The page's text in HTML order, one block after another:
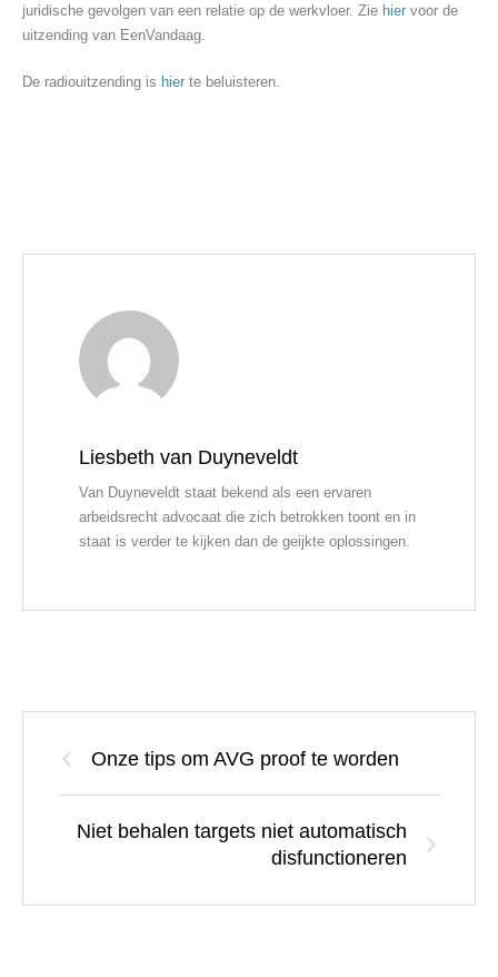
juridische gevolgen van een relatie op de werkvloer. Zie hier voor de
uitzending van EenVandaag.
De radiouitzending is hier te beluisteren.
Liesbeth van Duyneveldt
Van Duyneveldt staat bekend als een ervaren
arbeidsrecht advocaat die zich betrokken toont en in
staat is verder te kijken dan de geijkte oplossingen.
Onze tips om AVG proof te worden
Niet behalen targets niet automatisch
disfunctioneren